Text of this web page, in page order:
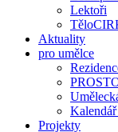
Lektoři
Aktuality
pro umělce
Projekty